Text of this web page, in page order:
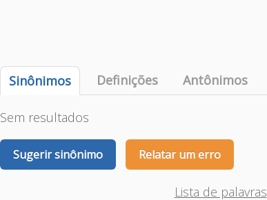
Sinônimos Definições Antônimos
Sem resultados
Sugerir sinônimo Relatar um erro
Lista de palavras